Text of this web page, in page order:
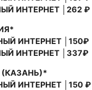
ИНТЕРНЕТ │262 ₽
ИНТЕРНЕТ │150₽
ИНТЕРНЕТ │337₽
(КАЗАНЬ)*
ИНТЕРНЕТ │150 ₽